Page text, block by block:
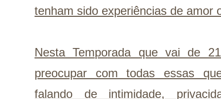
tenham sido experiências de amor
Nesta Temporada que vai de
preocupar com todas essas
falando de intimidade,